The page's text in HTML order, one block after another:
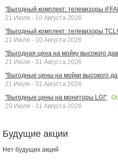
"Выгодный комплект: телевизоры
21 Июля - 10 Августа 2026
"Выгодный комплект: телевизоры
21 Июля - 10 Августа 2026
"Выгодная цена на мойку высокого
21 Июля - 31 Августа 2026
"Выгодные цены на мойки высокого
21 Июля - 31 Августа 2026
"Выгодные цены на мониторы LG!"
20 Июля - 31 Августа 2026
Будущие акции
Нет будущих акций